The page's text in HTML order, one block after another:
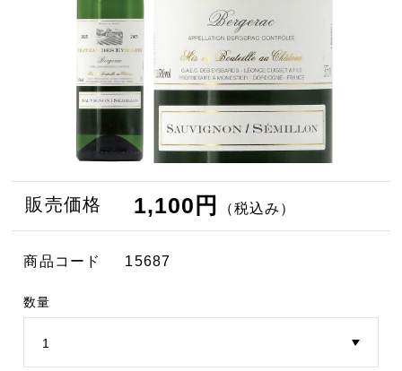
販売価格 1,100円 （税込み）
商品コード 15687
数量